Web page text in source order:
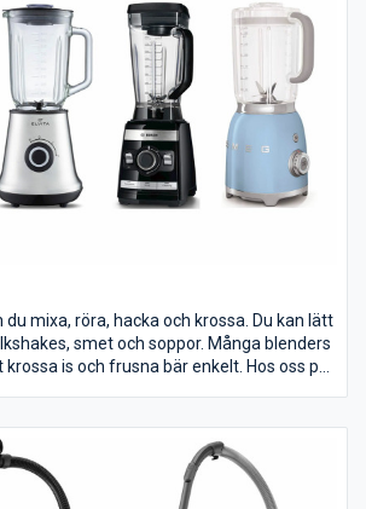
du mixa, röra, hacka och krossa. Du kan lätt
smet och soppor. Många blenders
is och frusna bär enkelt. Hos oss på